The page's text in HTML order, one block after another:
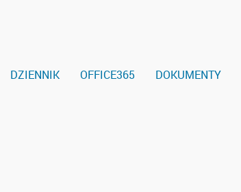
DZIENNIK OFFICE365 DOKUMENTY